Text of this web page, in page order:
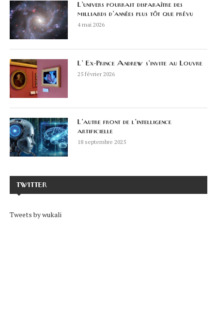
L’univers pourrait disparaître des
milliards d’années plus tôt que prévu
4 mai 2026
L’ Ex-Prince Andrew s’invite au Louvre
25 février 2026
L’autre front de l’intelligence
artificielle
18 septembre 2025
TWITTER
Tweets by wukali